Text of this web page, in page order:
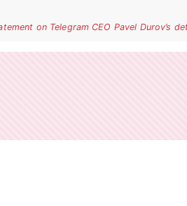
on Telegram CEO Pavel Durov’s